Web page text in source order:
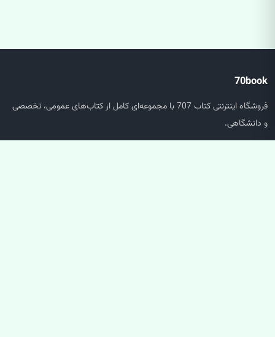
70book
فروشگاه اینترنتی کتاب 707 با مجموعه‌ای کامل از کتاب‌های عمومی، تخصصی
و دانشگاهی.